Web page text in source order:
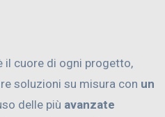
il cuore di ogni progetto,
soluzioni su misura con un
delle più avanzate